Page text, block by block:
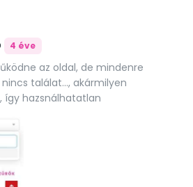
4 éve
az oldal, de mindenre
találat..., akármilyen
így hazsnálhatatlan